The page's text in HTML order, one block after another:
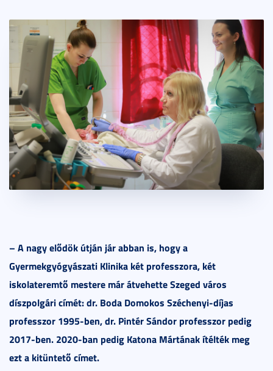
– A nagy elődök útján jár abban is, hogy a
Gyermekgyógyászati Klinika két professzora, két
iskolateremtő mestere már átvehette Szeged város
díszpolgári címét: dr. Boda Domokos Széchenyi-díjas
professzor 1995-ben, dr. Pintér Sándor professzor pedig
2017-ben. 2020-ban pedig Katona Mártának ítélték meg
ezt a kitüntető címet.